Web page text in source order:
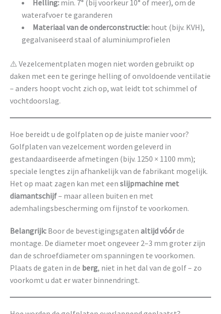
Helling: min. 7° (bij voorkeur 10° of meer), om de
waterafvoer te garanderen
Materiaal van de onderconstructie: hout (bijv. KVH),
gegalvaniseerd staal of aluminiumprofielen
⚠️ Vezelcementplaten mogen niet worden gebruikt op
daken met een te geringe helling of onvoldoende ventilatie
– anders hoopt vocht zich op, wat leidt tot schimmel of
vochtdoorslag.
Hoe bereidt u de golfplaten op de juiste manier voor?
Golfplaten van vezelcement worden geleverd in
gestandaardiseerde afmetingen (bijv. 1250 × 1100 mm);
speciale lengtes zijn afhankelijk van de fabrikant mogelijk.
Het op maat zagen kan met een slijpmachine met
diamantschijf– maar alleen buiten en met
ademhalingsbescherming om fijnstof te voorkomen.
Belangrijk: Boor de bevestigingsgaten altijd vóórde
montage. De diameter moet ongeveer 2–3 mm groter zijn
dan de schroefdiameter om spanningen te voorkomen.
Plaats de gaten in de berg, niet in het dal van de golf – zo
voorkomt u dat er water binnendringt.